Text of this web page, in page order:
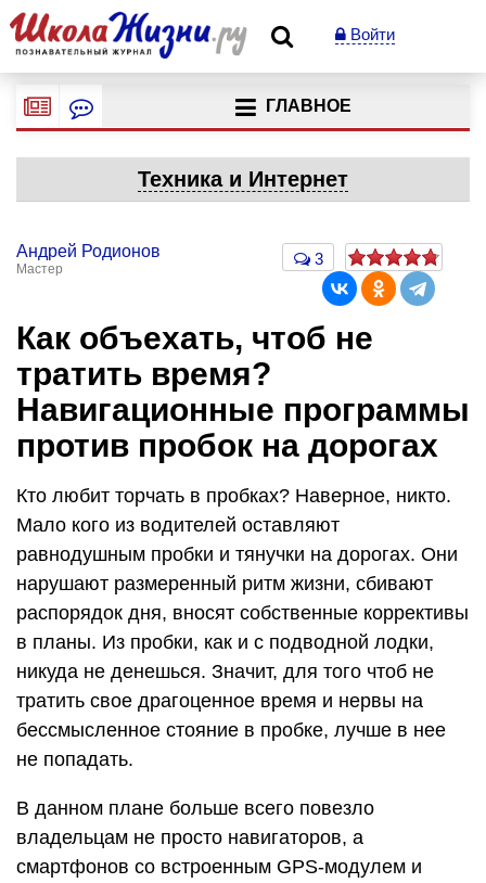
Войти
ГЛАВНОЕ
Техника и Интернет
Андрей Родионов
Мастер
3
Как объехать, чтоб не
тратить время?
Навигационные программы
против пробок на дорогах
Кто любит торчать в пробках? Наверное, никто.
Мало кого из водителей оставляют
равнодушным пробки и тянучки на дорогах. Они
нарушают размеренный ритм жизни, сбивают
распорядок дня, вносят собственные коррективы
в планы. Из пробки, как и с подводной лодки,
никуда не денешься. Значит, для того чтоб не
тратить свое драгоценное время и нервы на
бессмысленное стояние в пробке, лучше в нее
не попадать.
В данном плане больше всего повезло
владельцам не просто навигаторов, а
смартфонов со встроенным GPS-модулем и